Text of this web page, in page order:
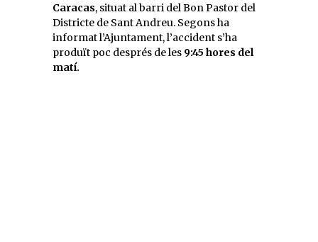
Caracas, situat al barri del Bon Pastor del
Districte de Sant Andreu. Segons ha
informat l’Ajuntament, l’accident s’ha
produït poc després de les 9:45 hores del
matí.